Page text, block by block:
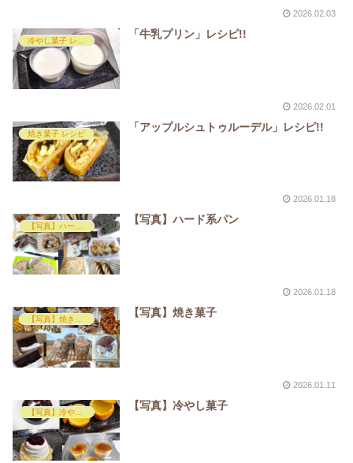
2026.02.03
「牛乳プリン」レシピ!!
2026.02.01
焼き菓子 レシピ
「アップルシュトゥルーデル」レシピ!!
2026.01.18
【写真】ハード系パン
【写真】ハード系パン
2026.01.18
【写真】焼き菓子
2026.01.11
【写真】冷やし菓子